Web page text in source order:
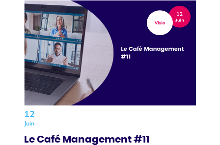
12
Juin
Le Café Management #11